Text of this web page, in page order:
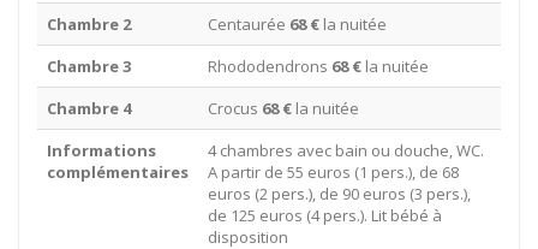
Chambre 2
Centaurée 68 € la nuitée
Chambre 3
Rhododendrons 68 € la nuitée
Chambre 4
Crocus 68 € la nuitée
Informations
complémentaires
4 chambres avec bain ou douche, WC.
A partir de 55 euros (1 pers.), de 68
euros (2 pers.), de 90 euros (3 pers.),
de 125 euros (4 pers.). Lit bébé à
disposition